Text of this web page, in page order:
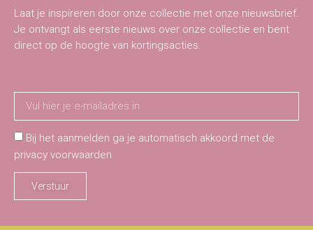
Laat je inspireren door onze collectie met onze nieuwsbrief.
Je ontvangt als eerste nieuws over onze collectie en bent
direct op de hoogte van kortingsacties.
Bij het aanmelden ga je automatisch akkoord met de
privacy voorwaarden
Verstuur